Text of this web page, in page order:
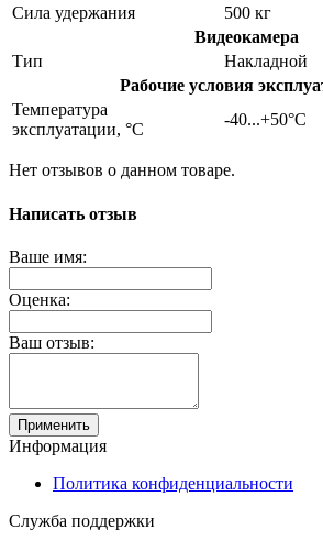
Сила удержания
500 кг
Видеокамера
Тип
Накладной
Рабочие условия
Температура
эксплуатации, °C
-40...+50°С
Нет отзывов о данном товаре.
Написать отзыв
Ваше имя:
Оценка:
Ваш отзыв:
Применить
Информация
Политика конфиденциальности
Служба поддержки